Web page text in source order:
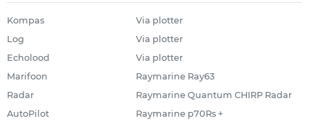
Kompas
Via plotter
Log
Via plotter
Echolood
Via plotter
Marifoon
Raymarine Ray63
Radar
Raymarine Quantum CHIRP Radar
AutoPilot
Raymarine p70Rs +